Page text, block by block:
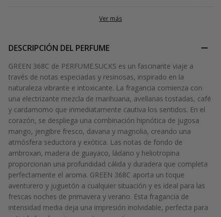
Ver más
DESCRIPCIÓN DEL PERFUME
GREEN 368C de PERFUME.SUCKS es un fascinante viaje a
través de notas especiadas y resinosas, inspirado en la
naturaleza vibrante e intoxicante. La fragancia comienza con
una electrizante mezcla de marihuana, avellanas tostadas, café
y cardamomo que inmediatamente cautiva los sentidos. En el
corazón, se despliega una combinación hipnótica de jugosa
mango, jengibre fresco, davana y magnolia, creando una
atmósfera seductora y exótica. Las notas de fondo de
ambroxan, madera de guayaco, ládano y heliotropina
proporcionan una profundidad cálida y duradera que completa
perfectamente el aroma. GREEN 368C aporta un toque
aventurero y juguetón a cualquier situación y es ideal para las
frescas noches de primavera y verano. Esta fragancia de
intensidad media deja una impresión inolvidable, perfecta para